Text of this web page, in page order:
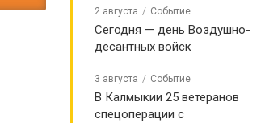
2 августа Событие
Сегодня — день Воздушно-
десантных войск
3 августа Событие
В Калмыкии 25 ветеранов
спецоперации с